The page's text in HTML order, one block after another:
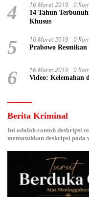
4 16 Maret 2019 0
14 Tahun
Khusus
5 16 Maret 2019 0
Prabowo
6 16 Maret 2019 0
Video: Kelemahan
Berita Kriminal
Ini adalah contoh deskripsi
memasukkan deskripsi pada